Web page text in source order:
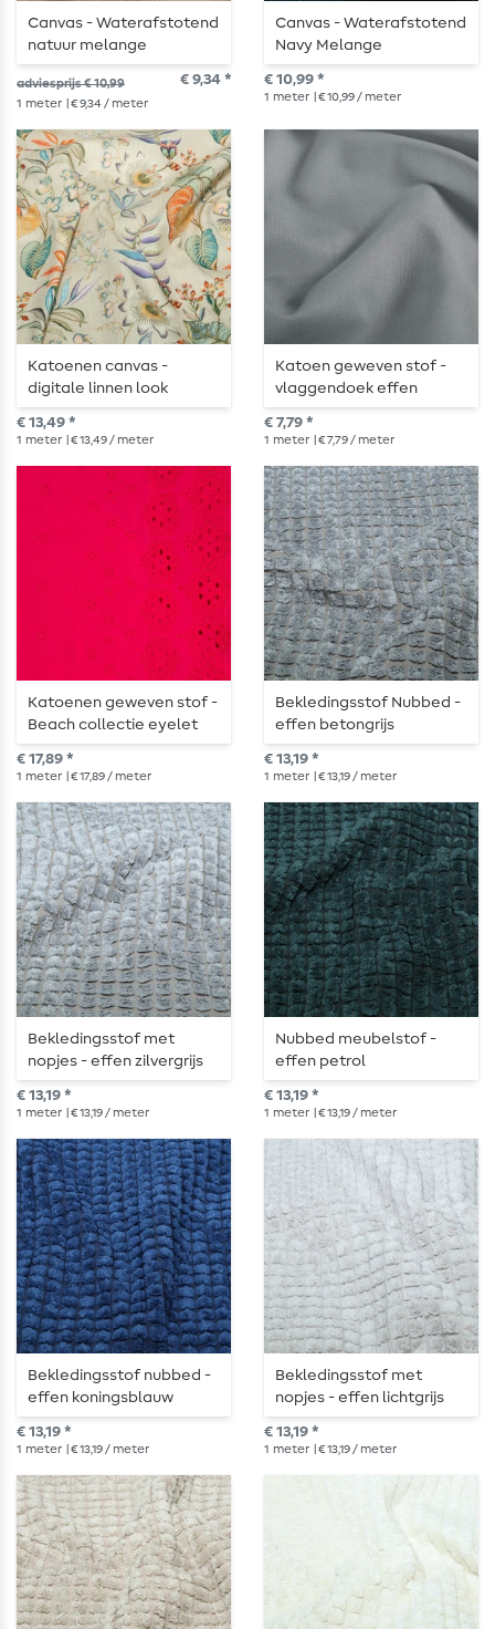
Canvas - Waterafstotend
natuur melange
adviesprijs € 10,99 € 9,34 *
1 meter | € 9,34 / meter
Canvas - Waterafstotend
Navy Melange
€ 10,99 *
1 meter | € 10,99 / meter
Katoenen canvas -
digitale linnen look
bloemen & bladeren
natuur
€ 13,49 *
1 meter | € 13,49 / meter
Katoen geweven stof -
vlaggendoek effen
staalgrijs
€ 7,79 *
1 meter | € 7,79 / meter
Katoenen geweven stof -
Beach collectie eyelet
borduursel met
geschulpte rand fuchsia
€ 17,89 *
1 meter | € 17,89 / meter
Bekledingsstof Nubbed -
effen betongrijs
€ 13,19 *
1 meter | € 13,19 / meter
Bekledingsstof met
nopjes - effen zilvergrijs
€ 13,19 *
1 meter | € 13,19 / meter
Nubbed meubelstof -
effen petrol
€ 13,19 *
1 meter | € 13,19 / meter
Bekledingsstof nubbed -
effen koningsblauw
€ 13,19 *
1 meter | € 13,19 / meter
Bekledingsstof met
nopjes - effen lichtgrijs
€ 13,19 *
1 meter | € 13,19 / meter